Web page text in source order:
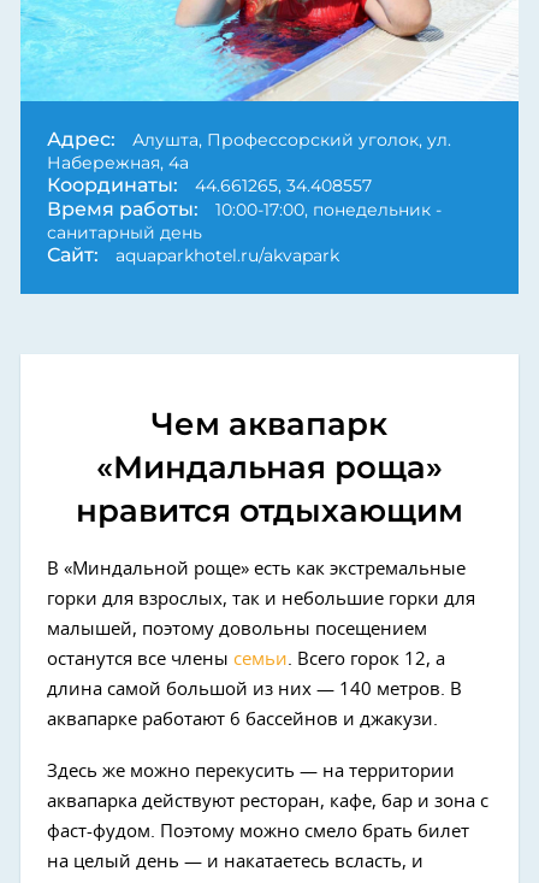
Адрес:
Алушта, Профессорский уголок, ул.
Набережная, 4а
Координаты: 44.661265, 34.408557
Время работы:
10:00-17:00, понедельник -
санитарный день
Сайт: aquaparkhotel.ru/akvapark
Чем аквапарк
«Миндальная роща»
нравится отдыхающим
В «Миндальной роще» есть как экстремальные
горки для взрослых, так и небольшие горки для
малышей, поэтому довольны посещением
останутся все члены семьи . Всего горок 12, а
длина самой большой из них — 140 метров. В
аквапарке работают 6 бассейнов и джакузи.
Здесь же можно перекусить — на территории
аквапарка действуют ресторан, кафе, бар и зона с
фаст-фудом. Поэтому можно смело брать билет
на целый день — и накатаетесь всласть, и